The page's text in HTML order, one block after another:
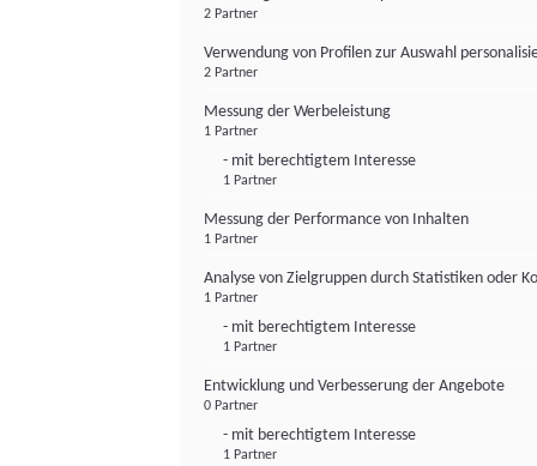
2 Partner
Verwendung von Profilen zur Auswahl
2 Partner
Messung der Werbeleistung
1 Partner
- mit berechtigtem Interesse
1 Partner
Messung der Performance von Inhalten
1 Partner
Analyse von Zielgruppen durch Statistiken oder
1 Partner
- mit berechtigtem Interesse
1 Partner
Entwicklung und Verbesserung der Angebote
0 Partner
- mit berechtigtem Interesse
1 Partner